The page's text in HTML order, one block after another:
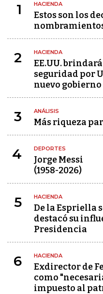
1 HACIENDA
Estos son los
2 HACIENDA
EE.UU.
seguridad por
nuevo gobierno
3 ANÁLISIS
Más riqueza
4 DEPORTES
Jorge Messi
(1958-2026)
5 HACIENDA
De la Espriella
destacó su
Presidencia
6 HACIENDA
Exdirector de
como
impuesto al